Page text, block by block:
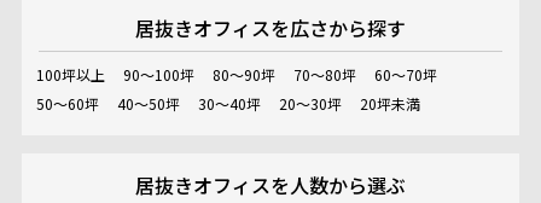
居抜きオフィスを広さから探す
100坪以上 90～100坪 80～90坪 70～80坪
60～70坪
50～60坪
40～50坪 30～40坪 20～30坪 20坪未満
居抜きオフィスを人数から選ぶ